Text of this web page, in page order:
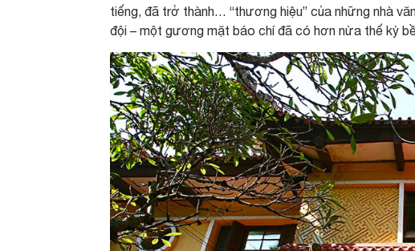
tiếng, đã trở thành… “thương hiệu” của những nhà
đội – một gương mặt báo chí đã có hơn nửa thế kỷ